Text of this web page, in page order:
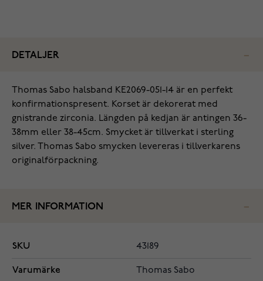
DETALJER
Thomas Sabo halsband KE2069-051-14‌ är en perfekt
konfirmationspresent. Korset är dekorerat med
gnistrande zirconia. Längden på kedjan är antingen 36-
38mm eller 38-45cm. Smycket är tillverkat i sterling
silver. Thomas Sabo smycken levereras i tillverkarens
originalförpackning.
MER INFORMATION
SKU 43189
Varumärke Thomas Sabo